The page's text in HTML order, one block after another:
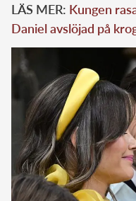
LÄS MER: Kungen
Daniel avslöjad på